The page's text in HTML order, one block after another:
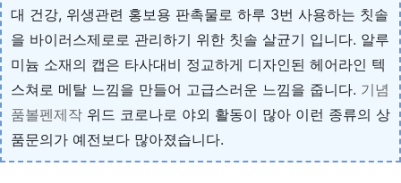
대 건강, 위생관련 홍보용 판촉물로 하루 3번 사용하는 칫솔
을 바이러스제로로 관리하기 위한 칫솔 살균기 입니다. 알루
미늄 소재의 캡은 타사대비 정교하게 디자인된 헤어라인 텍
스쳐로 메탈 느낌을 만들어 고급스러운 느낌을 줍니다. 기념
품볼펜제작 위드 코로나로 야외 활동이 많아 이런 종류의 상
품문의가 예전보다 많아졌습니다.